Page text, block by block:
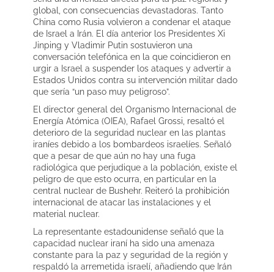
global, con consecuencias devastadoras. Tanto
China como Rusia volvieron a condenar el ataque
de Israel a Irán. El día anterior los Presidentes Xi
Jinping y Vladimir Putin sostuvieron una
conversación telefónica en la que coincidieron en
urgir a Israel a suspender los ataques y advertir a
Estados Unidos contra su intervención militar dado
que sería “un paso muy peligroso”.
El director general del Organismo Internacional de
Energía Atómica (OIEA), Rafael Grossi, resaltó el
deterioro de la seguridad nuclear en las plantas
iraníes debido a los bombardeos israelíes. Señaló
que a pesar de que aún no hay una fuga
radiológica que perjudique a la población, existe el
peligro de que esto ocurra, en particular en la
central nuclear de Bushehr. Reiteró la prohibición
internacional de atacar las instalaciones y el
material nuclear.
La representante estadounidense señaló que la
capacidad nuclear iraní ha sido una amenaza
constante para la paz y seguridad de la región y
respaldó la arremetida israelí, añadiendo que Irán